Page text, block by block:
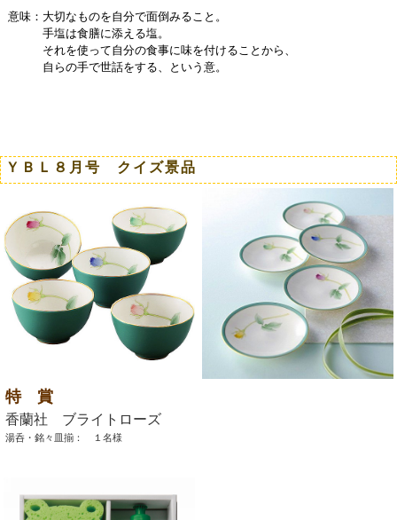
意味： 大切なものを自分で面倒みること。
手塩は食膳に添える塩。
それを使って自分の食事に味を付けることから、
自らの手で世話をする、という意。
ＹＢＬ８月号 クイズ景品
特 賞
香蘭社 ブライトローズ
湯呑・銘々皿揃： １名様